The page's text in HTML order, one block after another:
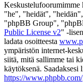
Keskustelufoorumimme
"he", "heidät",
"phpBB Group",
Public License v2" -
ladata osoitteesta
ympäristön internet-
siitä, mitä sallimme tai
käytöksenä. Saadaksesi
https://www.phpbb.com/